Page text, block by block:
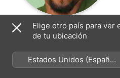
Coley Speaks
Nate Romanowski
Elige otro país para ver
de tu ubicación
Estados Unidos (Español
México)